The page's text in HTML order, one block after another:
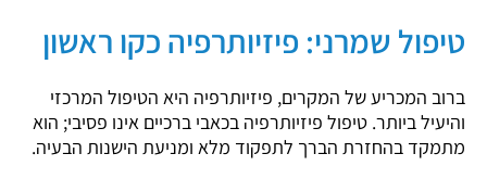
טיפול שמרני: פיזיותרפיה כקו ראשון
ברוב המכריע של המקרים, פיזיותרפיה היא הטיפול המרכזי
והיעיל ביותר. טיפול פיזיותרפיה בכאבי ברכיים אינו פסיבי; הוא
מתמקד בהחזרת הברך לתפקוד מלא ומניעת הישנות הבעיה.